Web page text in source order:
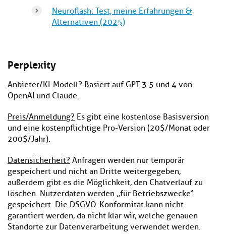
Neuroflash: Test, meine Erfahrungen &
Alternativen (2025)
Perplexity
Anbieter/KI-Modell? Basiert auf GPT 3.5 und 4 von
OpenAI und Claude.
Preis/Anmeldung? Es gibt eine kostenlose Basisversion
und eine kostenpflichtige Pro-Version (20$/Monat oder
200$/Jahr).
Datensicherheit? Anfragen werden nur temporär
gespeichert und nicht an Dritte weitergegeben,
außerdem gibt es die Möglichkeit, den Chatverlauf zu
löschen. Nutzerdaten werden „für Betriebszwecke“
gespeichert. Die DSGVO-Konformität kann nicht
garantiert werden, da nicht klar wir, welche genauen
Standorte zur Datenverarbeitung verwendet werden.